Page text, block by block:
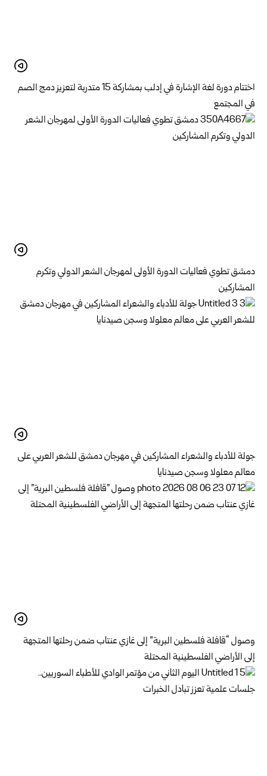
اختتام دورة لغة الإشارة في إدلب بمشاركة 15 متدربة لتعزيز دمج الصم
في المجتمع
دمشق تطوي فعاليات الدورة الأولى لمهرجان الشعر الدولي وتكرم
المشاركين
جولة للأدباء والشعراء المشاركين في مهرجان دمشق للشعر العربي على
معالم معلولا وسجن صيدنايا
وصول “قافلة فلسطين البرية” إلى غازي عنتاب ضمن رحلتها المتجهة
إلى الأراضي الفلسطينية المحتلة